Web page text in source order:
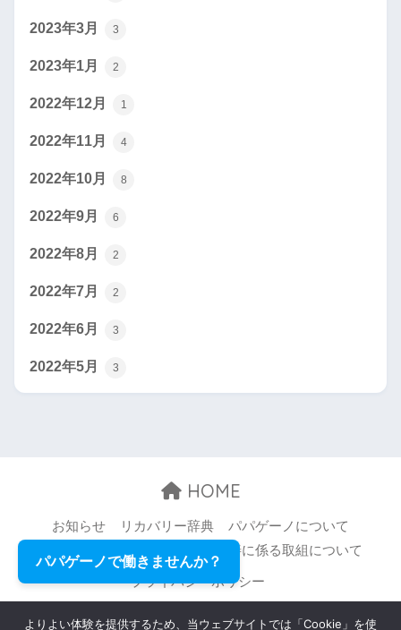
2023年3月 3
2023年1月 2
2022年12月 1
2022年11月 4
2022年10月 8
2022年9月 6
2022年8月 2
2022年7月 2
2022年6月 3
2022年5月 3
HOME
お知らせ リカバリー辞典
パパゲーノについて
職場環境等の改善に係る取組について
プライバシーポリシー
© 2026 Papageno,Inc. All rights reserved.
パパゲーノで働きませんか？
よりよい体験を提供するため、当ウェブサイトでは「Cookie」を使